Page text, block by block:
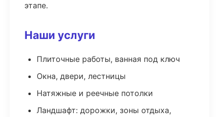
этапе.
Наши услуги
Плиточные работы, ванная под ключ
Окна, двери, лестницы
Натяжные и реечные потолки
Ландшафт: дорожки, зоны отдыха,